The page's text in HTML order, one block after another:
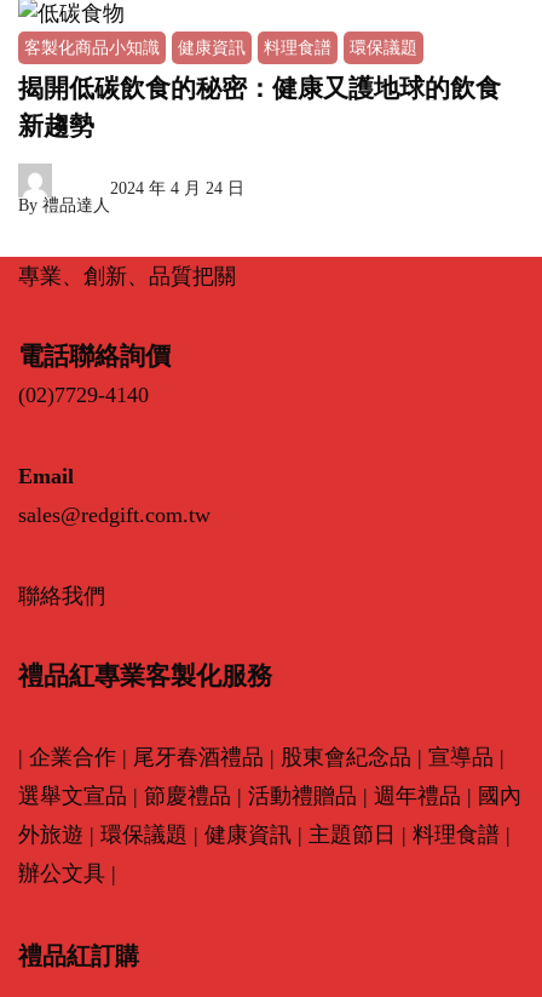
客製化商品小知識 健康資訊 料理食譜 環保議題
揭開低碳飲食的秘密：健康又護地球的飲食
新趨勢
By 禮品達人
2024 年 4 月 24 日
專業、創新、品質把關
電話聯絡詢價
(02)7729-4140
Email
sales@redgift.com.tw
聯絡我們
禮品紅專業客製化服務
| 企業合作 | 尾牙春酒禮品 | 股東會紀念品 | 宣導品 |
選舉文宣品 | 節慶禮品 | 活動禮贈品 | 週年禮品 | 國內
外旅遊 | 環保議題 | 健康資訊 | 主題節日 | 料理食譜 |
辦公文具 |
禮品紅訂購